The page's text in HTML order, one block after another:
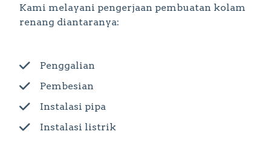
Kami melayani pengerjaan pembuatan kolam
renang diantaranya:
Penggalian
Pembesian
Instalasi pipa
Instalasi listrik